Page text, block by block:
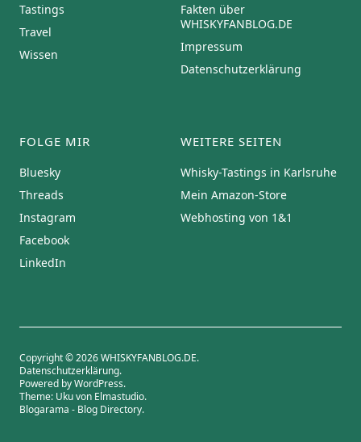
Tastings
Travel
Wissen
Fakten über
WHISKYFANBLOG.DE
Impressum
Datenschutzerklärung
FOLGE MIR
Bluesky
Threads
Instagram
Facebook
LinkedIn
WEITERE SEITEN
Whisky-Tastings in Karlsruhe
Mein Amazon-Store
Webhosting von 1&1
Copyright © 2026 WHISKYFANBLOG.DE
Datenschutzerklärung
Powered byWordPress
Theme: Uku von Elmastudio
Blogarama - Blog Directory